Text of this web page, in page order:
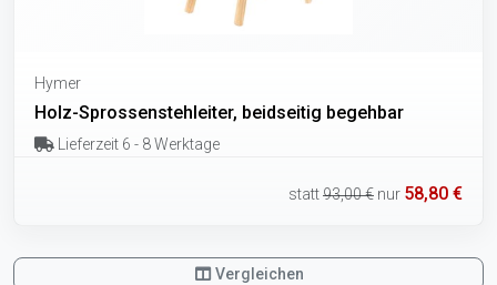
Hymer
Holz-Sprossenstehleiter, beidseitig begehbar
Lieferzeit 6 - 8 Werktage
statt93,00 € nur 58,80 €
Vergleichen